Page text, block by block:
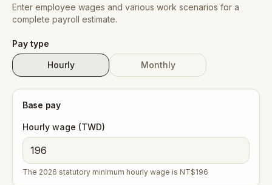
Enter employee wages and various work scenarios for a
complete payroll estimate.
Pay type
Hourly Monthly
Base pay
Hourly wage (TWD)
The 2026 statutory minimum hourly wage is NT$196